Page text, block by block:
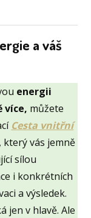
a váš
energii
více, můžete
Cesta vnitřní
který vás jemně
sílou
i konkrétních
a výsledek.
jen v hlavě. Ale